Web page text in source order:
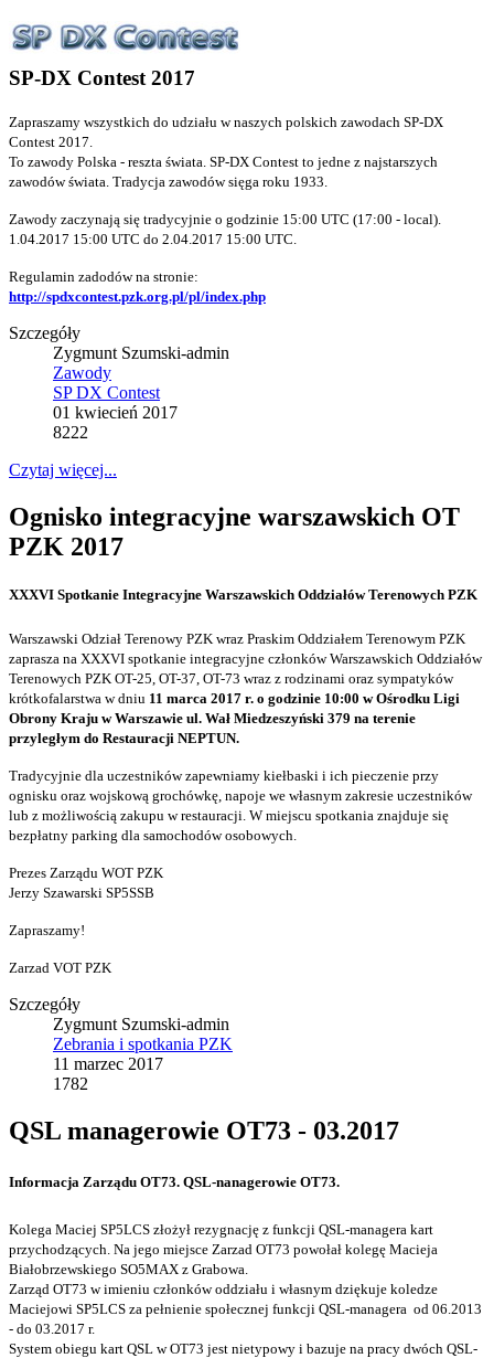
SP-DX Contest 2017
Zapraszamy wszystkich do udziału w naszych polskich zawodach SP-DX
Contest 2017.
To zawody Polska - reszta świata. SP-DX Contest to jedne z najstarszych
zawodów świata. Tradycja zawodów sięga roku 1933.
Zawody zaczynają się tradycyjnie o godzinie 15:00 UTC (17:00 - local).
1.04.2017 15:00 UTC do 2.04.2017 15:00 UTC.
Regulamin zadodów na stronie:
http://spdxcontest.pzk.org.pl/pl/index.php
Szczegóły
Zygmunt Szumski-admin
Zawody
SP DX Contest
01 kwiecień 2017
8222
Czytaj więcej...
Ognisko integracyjne warszawskich OT
PZK 2017
XXXVI Spotkanie Integracyjne Warszawskich Oddziałów Terenowych PZK
Warszawski Odział Terenowy PZK wraz Praskim Oddziałem Terenowym PZK
zaprasza na XXXVI spotkanie integracyjne członków Warszawskich Oddziałów
Terenowych PZK OT-25, OT-37, OT-73 wraz z rodzinami oraz sympatyków
krótkofalarstwa w dniu 11 marca 2017 r. o godzinie 10:00 w Ośrodku Ligi
Obrony Kraju w Warszawie ul. Wał Miedzeszyński 379 na terenie
przyległym do Restauracji NEPTUN.
Tradycyjnie dla uczestników zapewniamy kiełbaski i ich pieczenie przy
ognisku oraz wojskową grochówkę, napoje we własnym zakresie uczestników
lub z możliwością zakupu w restauracji. W miejscu spotkania znajduje się
bezpłatny parking dla samochodów osobowych.
Prezes Zarządu WOT PZK
Jerzy Szawarski SP5SSB
Zapraszamy!
Zarzad VOT PZK
Szczegóły
Zygmunt Szumski-admin
Zebrania i spotkania PZK
11 marzec 2017
1782
QSL managerowie OT73 - 03.2017
Informacja Zarządu OT73. QSL-nanagerowie OT73.
Kolega Maciej SP5LCS złożył rezygnację z funkcji QSL-managera kart
przychodzących. Na jego miejsce Zarzad OT73 powołał kolegę Macieja
Białobrzewskiego SO5MAX z Grabowa.
Zarząd OT73 w imieniu członków oddziału i własnym dziękuje koledze
Maciejowi SP5LCS za pełnienie społecznej funkcji QSL-managera od 06.2013
- do 03.2017 r.
System obiegu kart QSL w OT73 jest nietypowy i bazuje na pracy dwóch QSL-